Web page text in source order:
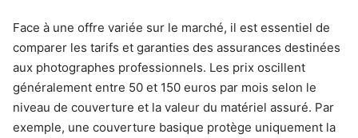
Face à une offre variée sur le marché, il est essentiel de
comparer les tarifs et garanties des assurances destinées
aux photographes professionnels. Les prix oscillent
généralement entre 50 et 150 euros par mois selon le
niveau de couverture et la valeur du matériel assuré. Par
exemple, une couverture basique protège uniquement la